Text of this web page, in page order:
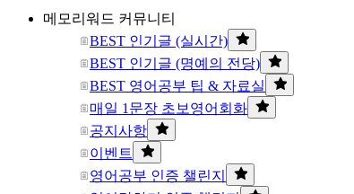
메모리워드 커뮤니티
BEST 인기글 (실시간)
BEST 인기글 (명예의 전당)
BEST 영어공부 팁 & 자료실
매일 1문장 초보영어회화
공지사항
이벤트
영어공부 인증 챌린지